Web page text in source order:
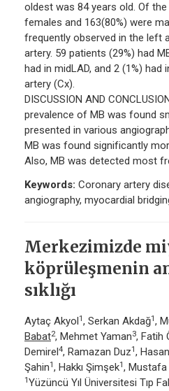
oldest was 84 years old. Of
females and 163(80%) were
frequently observed in the left
artery. 59 patients (29%) had
had in midLAD, and 2 (1%)
artery (Cx).
DISCUSSION AND
prevalence of MB was found
presented in various
MB was found significantly
Also, MB was detected most
Keywords: Coronary artery
angiography, myocardial
Merkezimizde
köprüleşmenin
sıklığı
Aytaç Akyol1, Serkan Akdağ1,
Babat2, Mehmet Yaman3, Fatih
Demirel4, Ramazan Duz1,
Şahin1, Hakkı Şimşek1, Mustafa
1Yüzüncü Yıl Üniversitesi Tıp